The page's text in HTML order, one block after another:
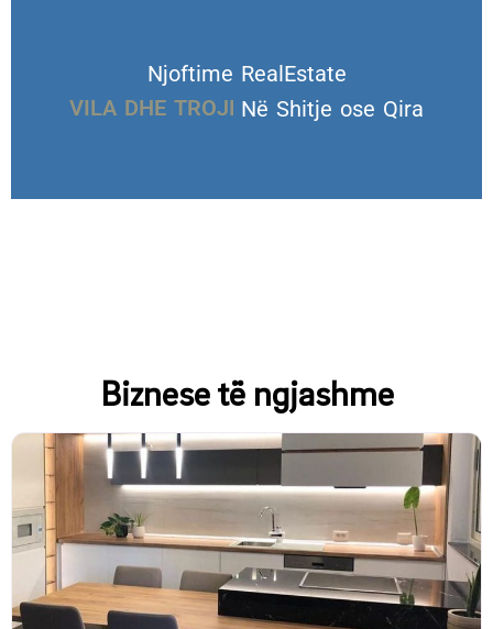
Njoftime RealEstate
VILA DHE TROJE
Biznese të ngjashme